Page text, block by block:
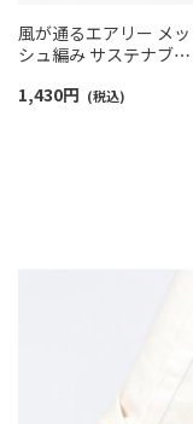
風が通るエアリー メッ
シュ編み サステナブル
臭素材 レディース
1,430円 (税込)